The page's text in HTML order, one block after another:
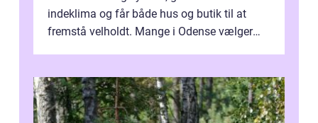
indeklima og får både hus og butik til at
fremstå velholdt. Mange i Odense vælger